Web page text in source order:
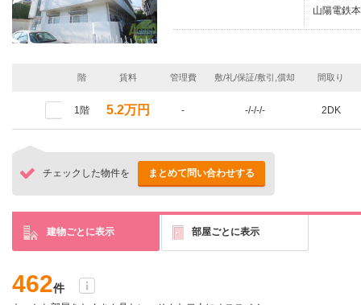
山陽電鉄
階 賃料 管理費 敷/礼/保証/敷引,償却 間取り
1階 5.2万円 - -/-/-/- 2DK
チェックした物件を まとめて問い合わせする
建物ごとに表示 部屋ごとに表示
462件